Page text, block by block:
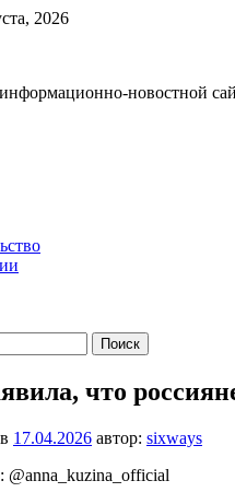
2026
новостной
что
17.04.2026 автор: sixways
@anna_kuzina_official